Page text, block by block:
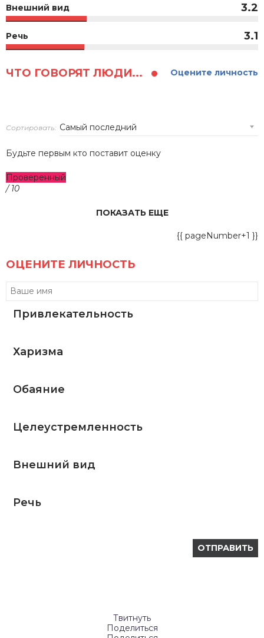
Внешний вид 3.2
Речь 3.1
ЧТО ГОВОРЯТ ЛЮДИ... Оцените личность
Сортировать:
Будьте первым кто поставит оценку
Проверенный
/ 10
ПОКАЗАТЬ ЕЩЕ
{{ pageNumber+1 }}
ОЦЕНИТЕ ЛИЧНОСТЬ
Привлекательность
Харизма
Обаяние
Целеустремленность
Внешний вид
Речь
Твитнуть
Поделиться